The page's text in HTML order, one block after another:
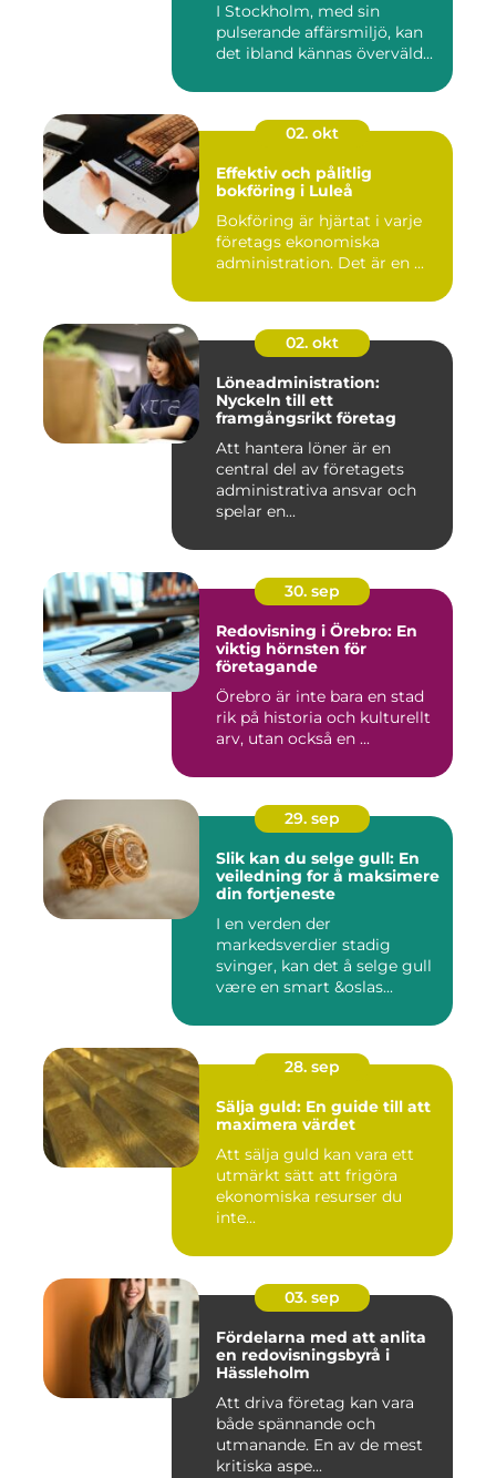
personlig service
I Stockholm, med sin
pulserande affärsmiljö, kan
det ibland kännas överväld...
02. okt
Effektiv och pålitlig
bokföring i Luleå
Bokföring är hjärtat i varje
företags ekonomiska
administration. Det är en ...
02. okt
Löneadministration:
Nyckeln till ett
framgångsrikt företag
Att hantera löner är en
central del av företagets
administrativa ansvar och
spelar en...
30. sep
Redovisning i Örebro: En
viktig hörnsten för
företagande
Örebro är inte bara en stad
rik på historia och kulturellt
arv, utan också en ...
29. sep
Slik kan du selge gull: En
veiledning for å maksimere
din fortjeneste
I en verden der
markedsverdier stadig
svinger, kan det å selge gull
være en smart &oslas...
28. sep
Sälja guld: En guide till att
maximera värdet
Att sälja guld kan vara ett
utmärkt sätt att frigöra
ekonomiska resurser du
inte...
03. sep
Fördelarna med att anlita
en redovisningsbyrå i
Hässleholm
Att driva företag kan vara
både spännande och
utmanande. En av de mest
kritiska aspe...